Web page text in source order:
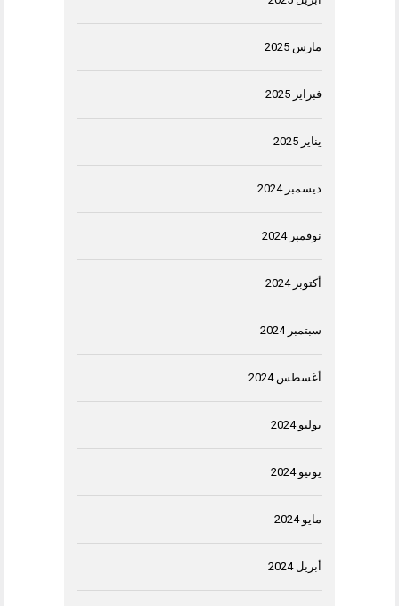
مارس 2025
فبراير 2025
يناير 2025
ديسمبر 2024
نوفمبر 2024
أكتوبر 2024
سبتمبر 2024
أغسطس 2024
يوليو 2024
يونيو 2024
مايو 2024
أبريل 2024